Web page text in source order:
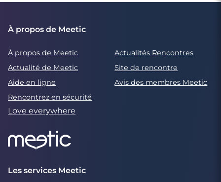
À propos de Meetic
À propos de Meetic
Actualités Rencontres
Actualité de Meetic
Site de rencontre
Aide en ligne
Avis des membres Meetic
Rencontrez en sécurité
Love everywhere
Les services Meetic